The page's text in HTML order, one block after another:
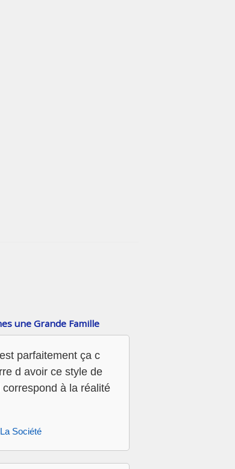
une Grande Famille
parfaitement ça c
d avoir ce style de
correspond à la réalité
Société